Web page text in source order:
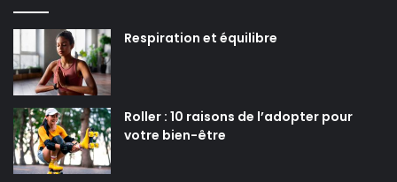
Respiration et équilibre
Roller : 10 raisons de l’adopter pour
votre bien-être